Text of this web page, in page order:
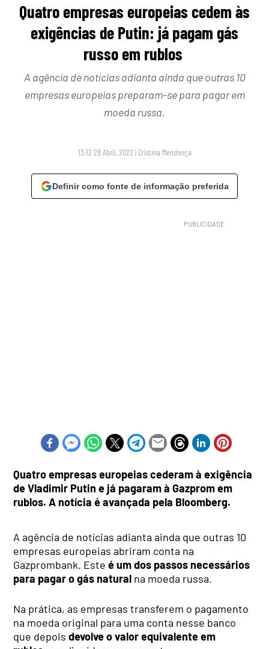
Quatro empresas europeias cedem às
exigências de Putin: já pagam gás
russo em rublos
A agência de notícias adianta ainda que outras 10
empresas europeias preparam-se para pagar em
moeda russa.
13:12 28 Abril, 2022 | Cristina Mendonça
Definir como fonte de informação preferida
Quatro empresas europeias cederam à exigência
de Vladimir Putin e já pagaram à Gazprom em
rublos. A notícia é avançada pela Bloomberg.
A agência de notícias adianta ainda que outras 10
empresas europeias abriram conta na
Gazprombank. Esteé um dos passos necessários
para pagar o gás natural na moeda russa.
Na prática, as empresas transferem o pagamento
na moeda original para uma conta nesse banco
que depoisdevolve o valor equivalente em